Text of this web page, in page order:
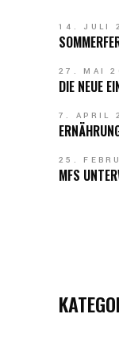
14. JULI
27. MAI
DIE NEUE
7. APRIL
25.
MFS